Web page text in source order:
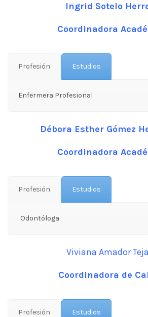
Ingrid Sotelo
Coordinadora
Profesión Estudios
Enfermera Profesional
Débora Esther Gómez
Coordinadora
Profesión Estudios
Odontóloga
Viviana Amador
Coordinadora de
Profesión Estudios